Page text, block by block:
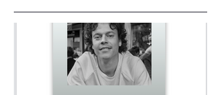
Quimera #510.
Junio 2026